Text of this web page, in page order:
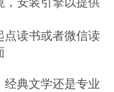
读书或者微信读
典文学还是专业